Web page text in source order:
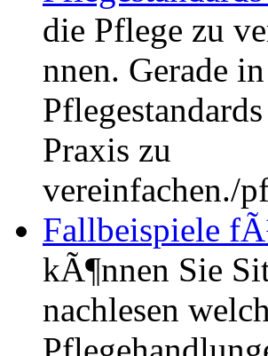
die Pflege zu
nnen. Gerade
Praxis zu
vereinfachen./
Fallbeispiele
kÃ¶nnen Sie
nachlesen